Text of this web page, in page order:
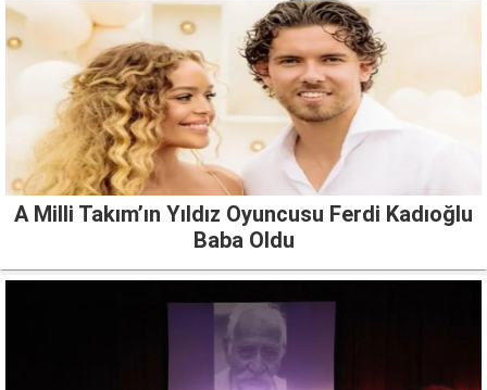
A Milli Takım’ın Yıldız Oyuncusu Ferdi Kadıoğlu
Baba Oldu